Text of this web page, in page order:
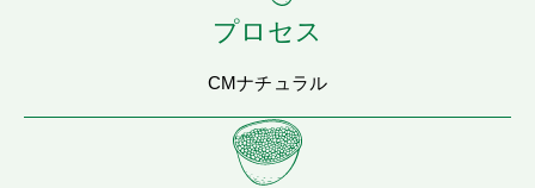
プロセス
CMナチュラル